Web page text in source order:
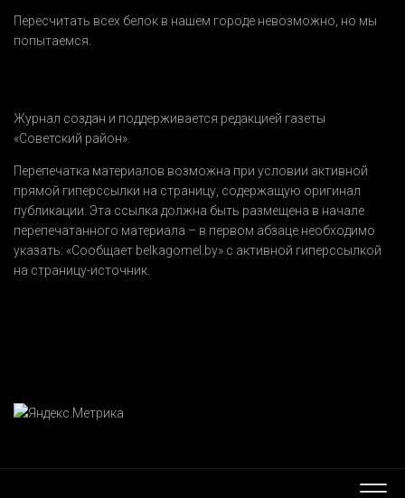
Пересчитать всех белок в нашем городе невозможно, но мы
попытаемся.
Журнал создан и поддерживается редакцией газеты
«Советский район».
Перепечатка материалов возможна при условии активной
прямой гиперссылки на страницу, содержащую оригинал
публикации. Эта ссылка должна быть размещена в начале
перепечатанного материала – в первом абзаце необходимо
указать: «Сообщает belkagomel.by» с активной гиперссылкой
на страницу-источник.